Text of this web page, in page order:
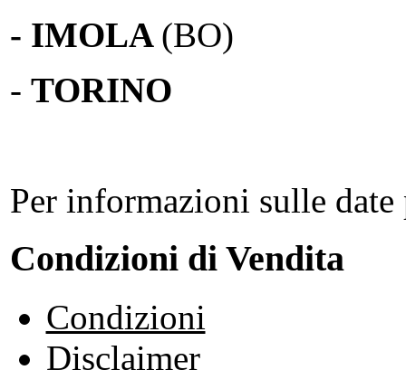
- IMOLA (BO)
- TORINO
Per informazioni sulle
Condizioni di Vendita
Condizioni
Disclaimer